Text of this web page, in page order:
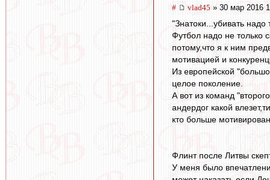
# vlad45 » 30 мар 2016
"Знатоки...убивать надо
Футбол надо не только
потому,что я к ним
мотивацией и
Из европейской
целое поколение.
А вот из команд
андердог какой
кто больше
Флинт после Литвы
У меня было